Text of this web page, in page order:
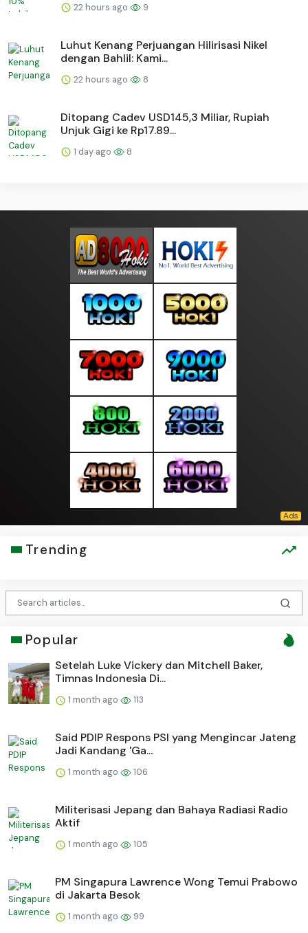
22 hours ago 9
Luhut Kenang Perjuangan Hilirisasi Nikel
dengan Bahlil: Kami...
22 hours ago 8
Ditopang Cadev USD145,3 Miliar, Rupiah
Unjuk Gigi ke Rp17.89...
1 day ago 8
Trending
Popular
Setelah Luke Vickery dan Mitchell Baker,
Timnas Indonesia Di...
1 month ago 113
Said PDIP Respons PSI yang Mengincar Jateng
Jadi Kandang 'Ga...
1 month ago 106
Militerisasi Jepang dan Bahaya Radiasi Radio
Aktif
1 month ago 105
PM Singapura Lawrence Wong Temui Prabowo
di Jakarta Besok
1 month ago 99